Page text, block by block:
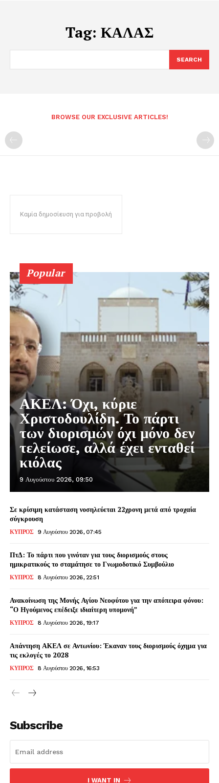
Tag: ΚΑΛΑΣ
SEARCH
BROWSE OUR EXCLUSIVE ARTICLES!
Καμία δημοσίευση για προβολή
Popular
ΑΚΕΛ: Όχι, κύριε
Χριστοδουλίδη. Το πάρτι
των διορισμών όχι μόνο δεν
τελείωσε, αλλά έχει ενταθεί
κιόλας
9 Αυγούστου 2026, 09:50
Σε κρίσιμη κατάσταση νοσηλεύεται 22χρονη μετά από τροχαία
σύγκρουση
ΚΥΠΡΟΣ 9 Αυγούστου 2026, 07:45
ΠτΔ: Το πάρτι που γινόταν για τους διορισμούς στους
ημικρατικούς το σταμάτησε το Γνωμοδοτικό Συμβούλιο
ΚΥΠΡΟΣ 8 Αυγούστου 2026, 22:51
Ανακοίνωση της Μονής Αγίου Νεοφύτου για την απόπειρα φόνου:
“Ο Ηγούμενος επέδειξε ιδιαίτερη υπομονή”
ΚΥΠΡΟΣ 8 Αυγούστου 2026, 19:17
Απάντηση ΑΚΕΛ σε Αντωνίου: Έκαναν τους διορισμούς όχημα για
τις εκλογές το 2028
ΚΥΠΡΟΣ 8 Αυγούστου 2026, 16:53
Subscribe
I WANT IN